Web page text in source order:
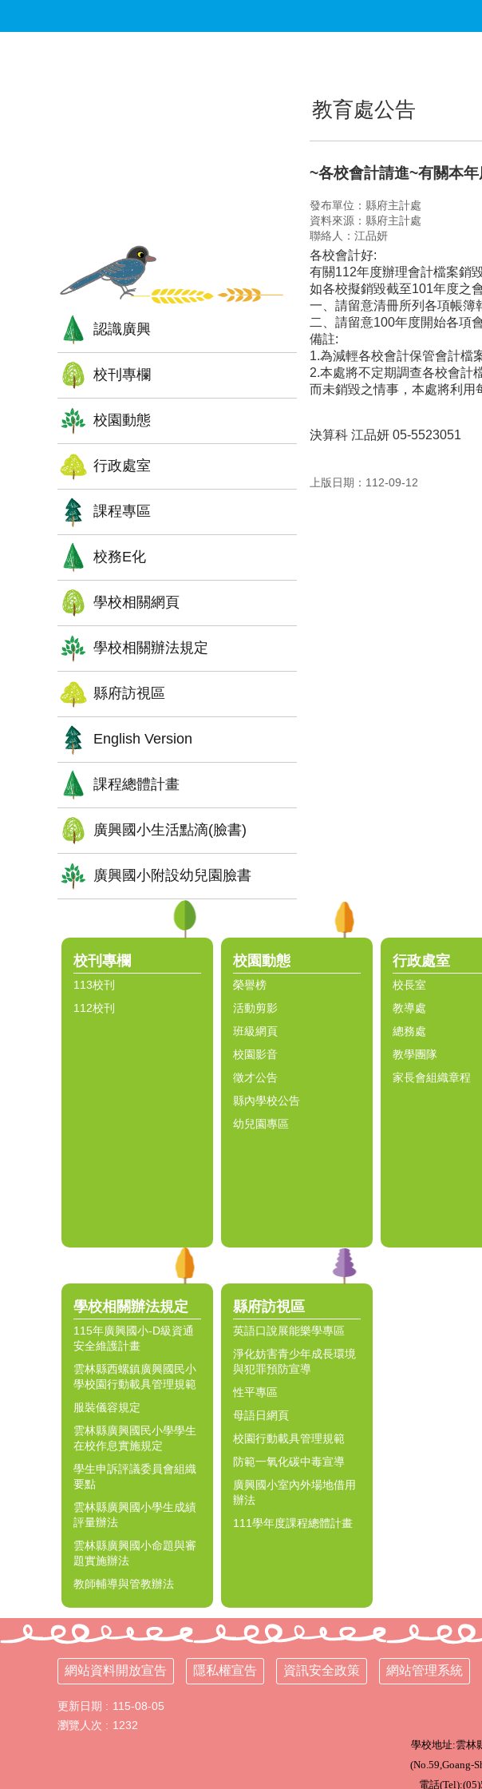
認識廣興
校刊專欄
校園動態
行政處室
課程專區
校務E化
學校相關網頁
學校相關辦法規定
縣府訪視區
English Version
課程總體計畫
廣興國小生活點滴(臉書)
廣興國小附設幼兒園臉書
教育處公告
~各校會計請進~有關本
發布單位：縣府主計處
資料來源：縣府主計處
聯絡人：江品妍
各校會計好:
有關112年度辦理會計檔案銷
如各校擬銷毀截至101年度之
一、請留意清冊所列各項帳簿
二、請留意100年度開始各項
備註:
1.為減輕各校會計保管會計檔
2.本處將不定期調查各校會計
而未銷毀之情事，本處將利用
決算科 江品妍 05-5523051
上版日期：112-09-12
校刊專欄
113校刊
112校刊
校園動態
榮譽榜
活動剪影
班級網頁
校園影音
徵才公告
縣內學校公告
幼兒園專區
行政處室
校長室
教導處
總務處
教學團隊
家長會組織章程
學校相關辦法規定
115年廣興國小-D級資通
安全維護計畫
雲林縣西螺鎮廣興國民小
學校園行動載具管理規範
服裝儀容規定
雲林縣廣興國民小學學生
在校作息實施規定
學生申訴評議委員會組織
要點
雲林縣廣興國小學生成績
評量辦法
雲林縣廣興國小命題與審
題實施辦法
教師輔導與管教辦法
縣府訪視區
英語口說展能樂學專區
淨化妨害青少年成長環境
與犯罪預防宣導
性平專區
母語日網頁
校園行動載具管理規範
防範一氧化碳中毒宣導
廣興國小室內外場地借用
辦法
111學年度課程總體計畫
網站資料開放宣告 隱私權宣告 資訊安全政策 網站管理系統
更新日期
115-08-05
瀏覽人次
1232
學校地址:雲林
(No.59,Goang-
電話